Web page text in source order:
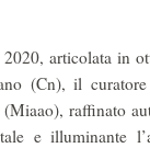
articolata in
(Cn), il
raffinato
e illuminante